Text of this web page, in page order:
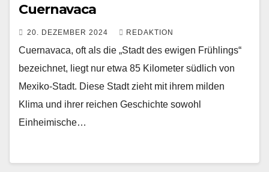
Cuernavaca
20. DEZEMBER 2024 REDAKTION
Cuernavaca, oft als die „Stadt des ewigen Frühlings“
bezeichnet, liegt nur etwa 85 Kilometer südlich von
Mexiko-Stadt. Diese Stadt zieht mit ihrem milden
Klima und ihrer reichen Geschichte sowohl
Einheimische…